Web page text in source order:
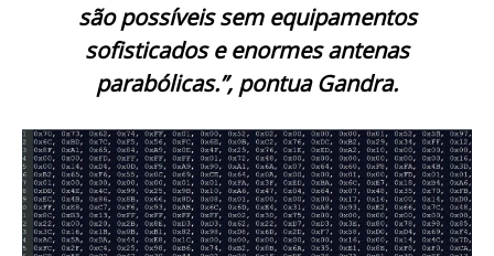
são possíveis sem equipamentos
sofisticados e enormes antenas
parabólicas.”, pontua Gandra.